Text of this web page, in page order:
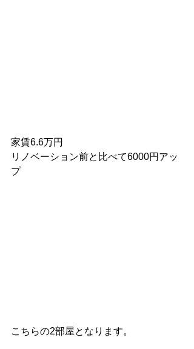
家賃6.6万円
リノベーション前と比べて6000円アッ
プ
こちらの2部屋となります。